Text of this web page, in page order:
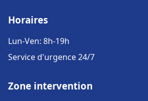
Horaires
Lun-Ven: 8h-19h
Service d'urgence 24/7
Zone intervention